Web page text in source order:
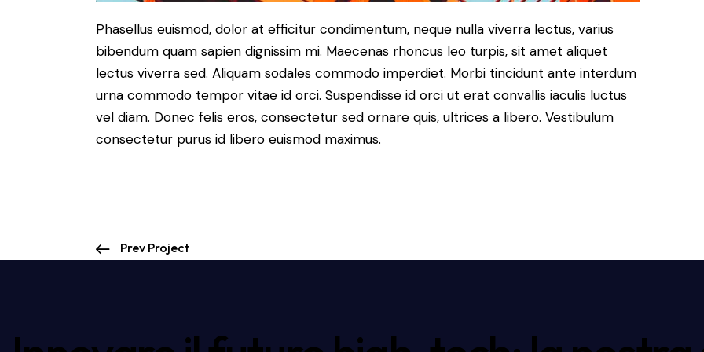
Phasellus euismod, dolor at efficitur condimentum, neque nulla viverra lectus, varius
bibendum quam sapien dignissim mi. Maecenas rhoncus leo turpis, sit amet aliquet
lectus viverra sed. Aliquam sodales commodo imperdiet. Morbi tincidunt ante interdum
urna commodo tempor vitae id orci. Suspendisse id orci ut erat convallis iaculis luctus
vel diam. Donec felis eros, consectetur sed ornare quis, ultrices a libero. Vestibulum
consectetur purus id libero euismod maximus.
Prev Project